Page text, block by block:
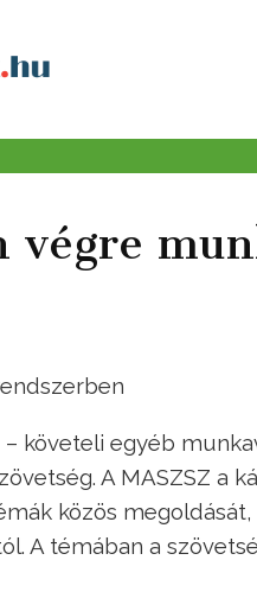
végre
követeli egyéb
A MASZSZ a
közös megoldását,
A témában a